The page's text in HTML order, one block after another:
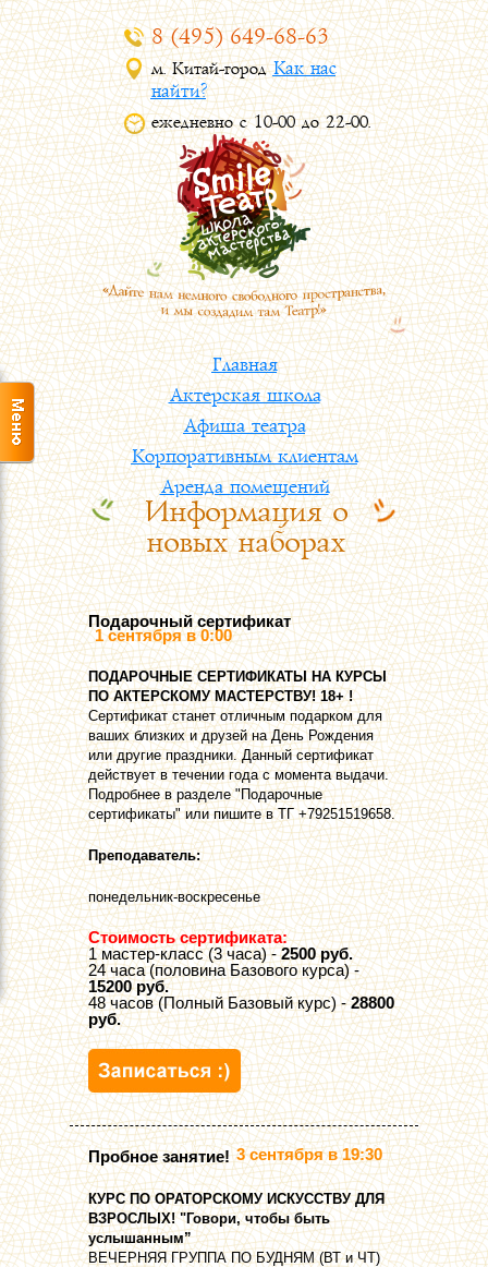
8 (495) 649-68-63
м. Китай-город Как нас
найти?
ежедневно с 10-00 до 22-00.
Главная
Актерская школа
Афиша театра
Корпоративным клиентам
Аренда помещений
Контакты
Информация о
новых наборах
Подарочный сертификат
1 сентября в 0:00
ПOДАРОЧНЫЕ СЕРТИФИКАТЫ НА КУРСЫ
ПО АКТЕРСКОМУ МАСТЕРСТВУ! 18+ !
Сертификат станет отличным подарком для
ваших близких и друзей на День Рождения
или другие праздники. Данный сертификат
действует в течении года с момента выдачи.
Подробнее в разделе "Подарочные
сертификаты" или пишите в ТГ +79251519658.
Преподаватель:
понедельник-воскресенье
Стоимость сертификата:
1 мастер-класс (3 часа) -2500 руб.
24 часа (половина Базового курса) -
15200 руб.
48 часов (Полный Базовый курс) -28800
руб.
Пробное занятие! 3 сентября в 19:30
КУРС ПО ОРАТОРСКОМУ ИСКУССТВУ ДЛЯ
ВЗРОСЛЫХ! "Говори, чтобы быть
услышанным”
ВЕЧЕРНЯЯ ГРУППА ПО БУДНЯМ (ВТ и ЧТ)